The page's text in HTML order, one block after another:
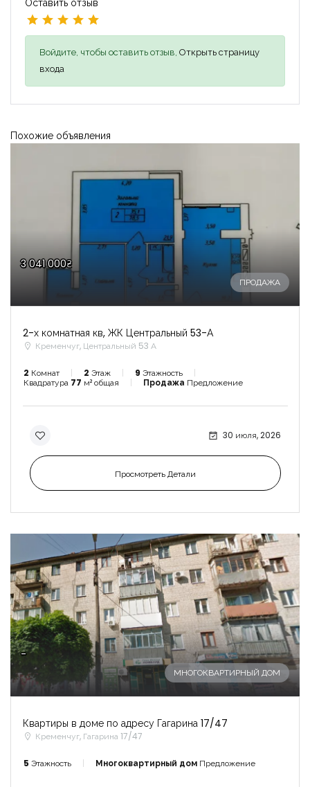
Войдите, чтобы оставить отзыв, Открыть страницу
входа
Похожие объявления
3 041 000₴
ПРОДАЖА
2-х комнатная кв, ЖК Центральный 53-А
Кременчуг, Центральный 53 А
2 Комнат 2 Этаж 9 Этажность
Квадратура 77 м² общая Продажа Предложение
30 июля, 2026
Просмотреть Детали
-
МНОГОКВАРТИРНЫЙ ДОМ
Квартиры в доме по адресу Гагарина 17/47
Кременчуг, Гагарина 17/47
5 Этажность Многоквартирный дом Предложение